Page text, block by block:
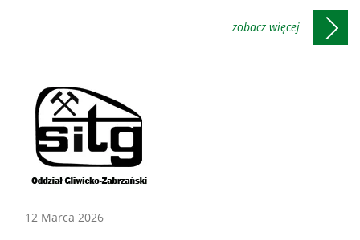
12 Marca 2026Konferencje